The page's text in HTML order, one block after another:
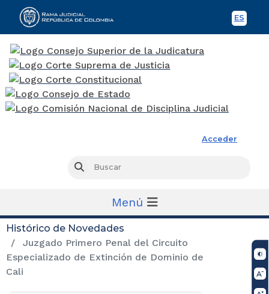
ES
Acceder
Buscar
Menú
Histórico de Novedades
Juzgado Primero Penal del Circuito
Especializado de Extinción de Dominio de
Cali